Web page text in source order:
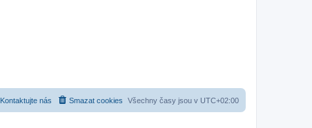
Všechny časy jsou v UTC+02:00
Smazat cookies
Kontaktujte nás